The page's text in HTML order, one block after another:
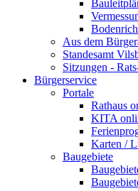
Aus dem
Standesamt
Sitzungen -
Bürgerservice
Portale
Rathaus
KITA
Karten /
Baugebiete